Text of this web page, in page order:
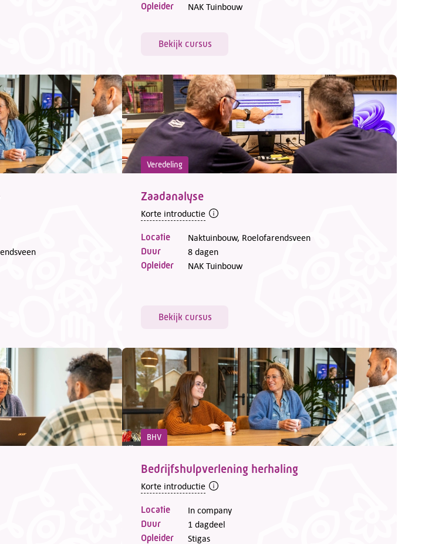
Opleider NAK Tuinbouw
Bekijk cursus
Veredeling
Zaadanalyse
Korte introductie
Locatie Naktuinbouw, Roelofarendsveen
Duur 8 dagen
Opleider NAK Tuinbouw
Bekijk cursus
BHV
Bedrijfshulpverlening herhaling
Korte introductie
Locatie In company
Duur 1 dagdeel
Opleider Stigas